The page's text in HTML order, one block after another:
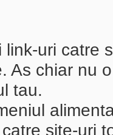
link-uri catre
As chiar nu
tau.
site-uri